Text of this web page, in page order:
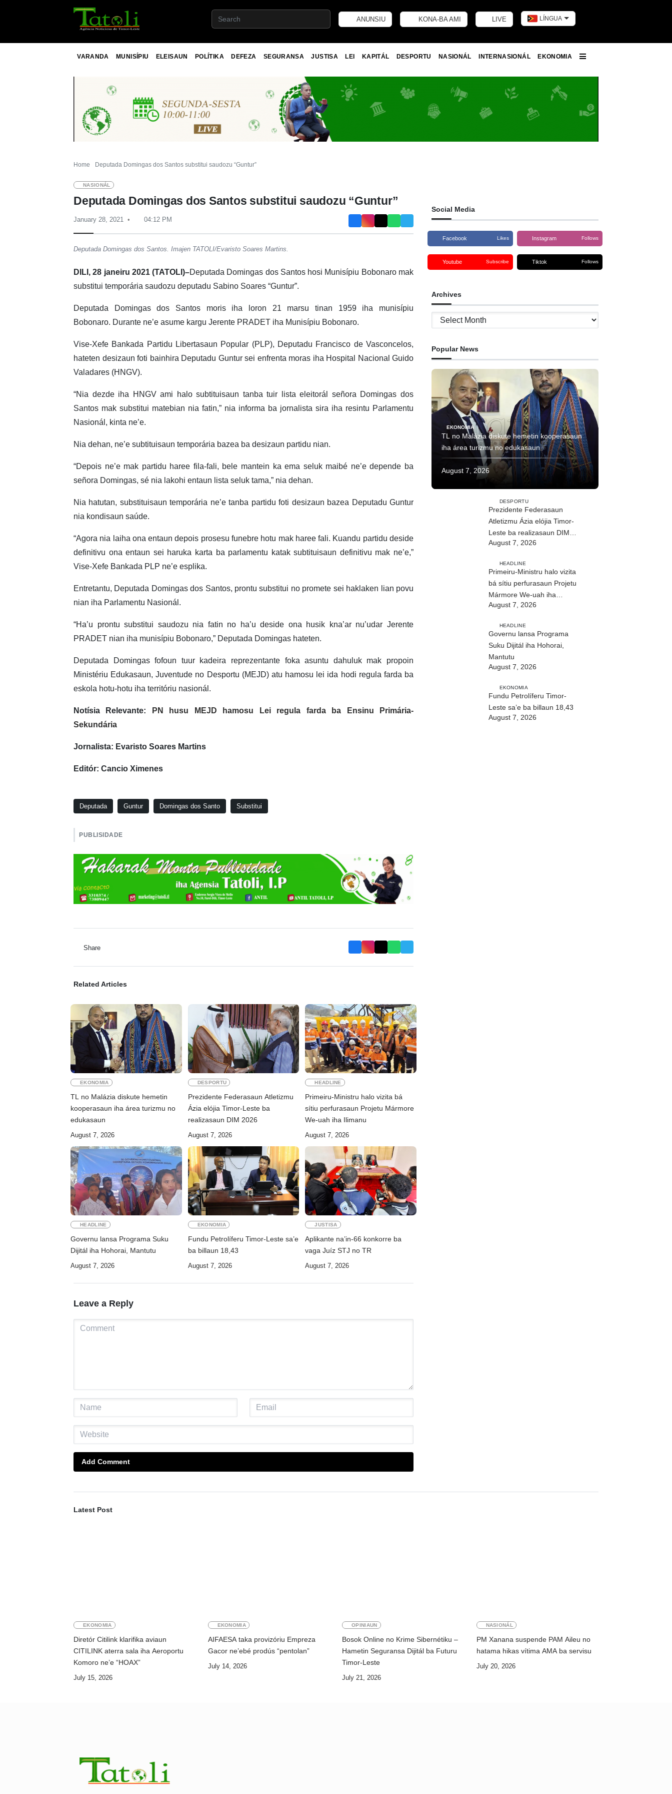
ANUNSIU KONA-BA AMI LIVE LÍNGUA
VARANDA MUNISÍPIU ELEISAUN POLÍTIKA DEFEZA SEGURANSA JUSTISA LEI KAPITÁL DESPORTU NASIONÁL INTERNASIONÁL
EKONOMIA
Home Deputada Domingas dos Santos substitui saudozu “Guntur”
NASIONÁL
Deputada Domingas dos Santos substitui saudozu “Guntur”
January 28, 2021 04:12 PM
Deputada Domingas dos Santos. Imajen TATOLI/Evaristo Soares Martins.
DILI, 28 janeiru 2021 (TATOLI)–Deputada Domingas dos Santos hosi Munisípiu Bobonaro mak
substitui temporária saudozu deputadu Sabino Soares “Guntur”.
Deputada Domingas dos Santos moris iha loron 21 marsu tinan 1959 iha munisípiu
Bobonaro. Durante ne’e asume kargu Jerente PRADET iha Munisípiu Bobonaro.
Vise-Xefe Bankada Partidu Libertasaun Popular (PLP), Deputadu Francisco de Vasconcelos,
hateten desizaun foti bainhira Deputadu Guntur sei enfrenta moras iha Hospital Nacional Guido
Valadares (HNGV).
“Nia dezde iha HNGV ami halo subtituisaun tanba tuir lista eleitorál señora Domingas dos
Santos mak substitui matebian nia fatin,” nia informa ba jornalista sira iha resintu Parlamentu
Nasionál, kinta ne’e.
Nia dehan, ne’e subtituisaun temporária bazea ba desizaun partidu nian.
“Depois ne’e mak partidu haree fila-fali, bele mantein ka ema seluk maibé ne’e depende ba
señora Domingas, sé nia lakohi entaun lista seluk tama,” nia dehan.
Nia hatutan, substituisaun temporária ne’e tanba partidu foti desizaun bazea Deputadu Guntur
nia kondisaun saúde.
“Agora nia laiha ona entaun depois prosesu funebre hotu mak haree fali. Kuandu partidu deside
definitivu ona entaun sei haruka karta ba parlamentu katak subtituisaun definitivu mak ne’e,”
Vise-Xefe Bankada PLP ne’e esplika.
Entretantu, Deputada Domingas dos Santos, prontu substitui no promete sei haklaken lian povu
nian iha Parlamentu Nasionál.
“Ha’u prontu substitui saudozu nia fatin no ha’u deside ona husik kna’ar nu’udar Jerente
PRADET nian iha munisípiu Bobonaro,” Deputada Domingas hateten.
Deputada Domingas fofoun tuur kadeira reprezentante foka asuntu dahuluk mak propoin
Ministériu Edukasaun, Juventude no Desportu (MEJD) atu hamosu lei ida hodi regula farda ba
eskola hotu-hotu iha territóriu nasionál.
Notísia Relevante:
PN husu MEJD hamosu Lei regula farda ba Ensinu Primária-
Sekundária
Jornalista: Evaristo Soares Martins
Editór: Cancio Ximenes
Deputada Guntur Domingas dos Santo Substitui
PUBLISIDADE
Share
Related Articles
EKONOMIA
TL no Malázia diskute hemetin
kooperasaun iha área turizmu no
edukasaun
August 7, 2026
DESPORTU
Prezidente Federasaun Atletizmu
Ázia elójia Timor-Leste ba
realizasaun DIM 2026
August 7, 2026
HEADLINE
Primeiru-Ministru halo vizita bá
sítiu perfurasaun Projetu Mármore
We-uah iha Ilimanu
August 7, 2026
HEADLINE
Governu lansa Programa Suku
Dijitál iha Hohorai, Mantutu
August 7, 2026
EKONOMIA
Fundu Petrolíferu Timor-Leste sa’e
ba billaun 18,43
August 7, 2026
JUSTISA
Aplikante na’in-66 konkorre ba
vaga Juíz STJ no TR
August 7, 2026
Leave a Reply
Add Comment
Social Media
Facebook Likes Instagram Follows
Youtube Subscribe Tiktok Follows
Archives
Archives
Popular News
EKONOMIA
TL no Malázia diskute hemetin kooperasaun
iha área turizmu no edukasaun
August 7, 2026
DESPORTU
Prezidente Federasaun
Atletizmu Ázia elójia Timor-
Leste ba realizasaun DIM
2026
August 7, 2026
HEADLINE
Primeiru-Ministru halo vizita
bá sítiu perfurasaun Projetu
Mármore We-uah iha
Ilimanu
August 7, 2026
HEADLINE
Governu lansa Programa
Suku Dijitál iha Hohorai,
Mantutu
August 7, 2026
EKONOMIA
Fundu Petrolíferu Timor-
Leste sa’e ba billaun 18,43
August 7, 2026
Latest Post
EKONOMIA
Diretór Citilink klarifika aviaun
CITILINK aterra sala iha Aeroportu
Komoro ne’e “HOAX”
July 15, 2026
EKONOMIA
AIFAESA taka provizóriu Empreza
Gacor ne’ebé prodús “pentolan”
July 14, 2026
OPINIAUN
Bosok Online no Krime Sibernétiku –
Hametin Seguransa Dijitál ba Futuru
Timor-Leste
July 21, 2026
NASIONÁL
PM Xanana suspende PAM Aileu no
hatama hikas vítima AMA ba servisu
July 20, 2026